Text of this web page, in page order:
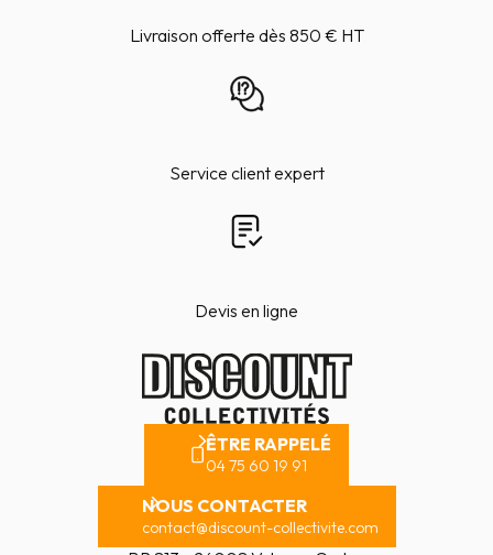
Livraison offerte dès 850 € HT
Service client expert
Devis en ligne
ÊTRE RAPPELÉ
04 75 60 19 91
NOUS CONTACTER
contact@discount-collectivite.com